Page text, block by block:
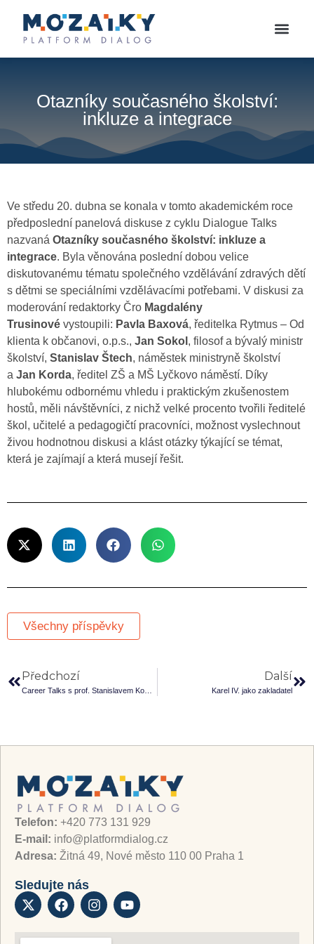
Otazníky současného školství:
inkluze a integrace
Ve středu 20. dubna se konala v tomto akademickém roce
předposlední panelová diskuse z cyklu Dialogue Talks
nazvaná Otazníky současného školství: inkluze a
integrace. Byla věnována poslední dobou velice
diskutovanému tématu společného vzdělávání zdravých dětí
s dětmi se speciálními vzdělávacími potřebami. V diskusi za
moderování redaktorky Čro Magdalény
Trusinové vystoupili: Pavla Baxová, ředitelka Rytmus – Od
klienta k občanovi, o.p.s., Jan Sokol , filosof a bývalý ministr
školství, Stanislav Štech, náměstek ministryně školství
a Jan Korda, ředitel ZŠ a MŠ Lyčkovo náměstí. Díky
hlubokému odbornému vhledu i praktickým zkušenostem
hostů, měli návštěvníci, z nichž velké procento tvořili ředitelé
škol, učitelé a pedagogičtí pracovníci, možnost vyslechnout
živou hodnotnou diskusi a klást otázky týkající se témat,
která je zajímají a která musejí řešit.
Všechny příspěvky
Předchozí Další
Karel IV. jako zakladatel
Telefon: +420 773 131 929
E-mail: info@platformdialog.cz
Adresa: Žitná 49, Nové město 110 00 Praha 1
Sledujte nás